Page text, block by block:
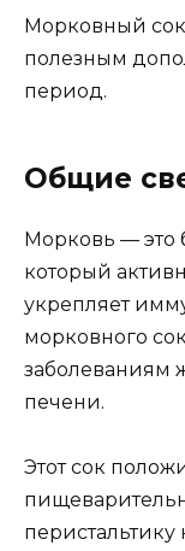
Морковный сок
полезным
период.
Общие
Морковь — это
который
укрепляет
морковного
заболеваниям
печени.
Этот сок